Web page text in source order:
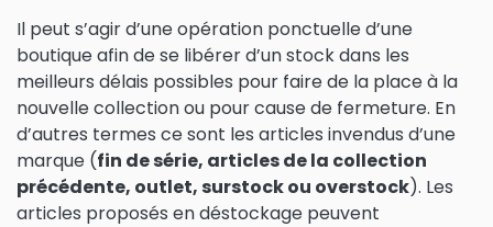
Il peut s’agir d’une opération ponctuelle d’une
boutique afin de se libérer d’un stock dans les
meilleurs délais possibles pour faire de la place à la
nouvelle collection ou pour cause de fermeture. En
d’autres termes ce sont les articles invendus d’une
marque (fin de série, articles de la collection
précédente, outlet, surstock ou overstock). Les
articles proposés en déstockage peuvent